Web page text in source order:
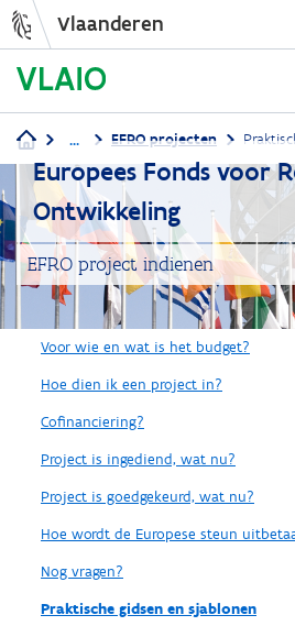
Vlaanderen
Kruimelpad
... EFRO projecten
Europees Fonds voor
Ontwikkeling
EFRO project indienen
Voor wie en wat is het budget?
Hoe dien ik een project in?
Cofinanciering?
Project is ingediend, wat nu?
Project is goedgekeurd, wat nu?
Hoe wordt de Europese steun
Nog vragen?
Praktische gidsen en sjablonen